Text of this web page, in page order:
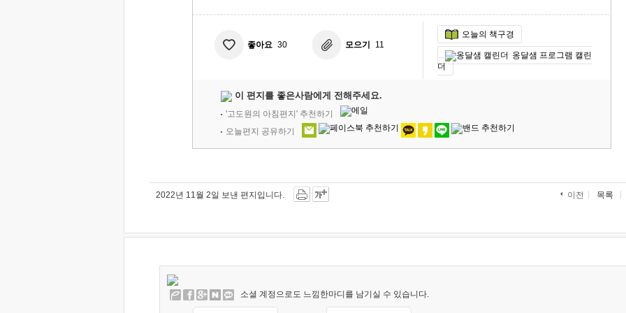
좋아요 30 모으기 11
오늘의 책구경
옹달샘 프로그램 캘린
더
이 편지를 좋은사람에게 전해주세요.
'고도원의 아침편지' 추천하기
오늘편지 공유하기
2022년 11월 2일 보낸 편지입니다. 이전 목록
소셜 계정으로도 느낌한마디를 남기실 수 있습니다.